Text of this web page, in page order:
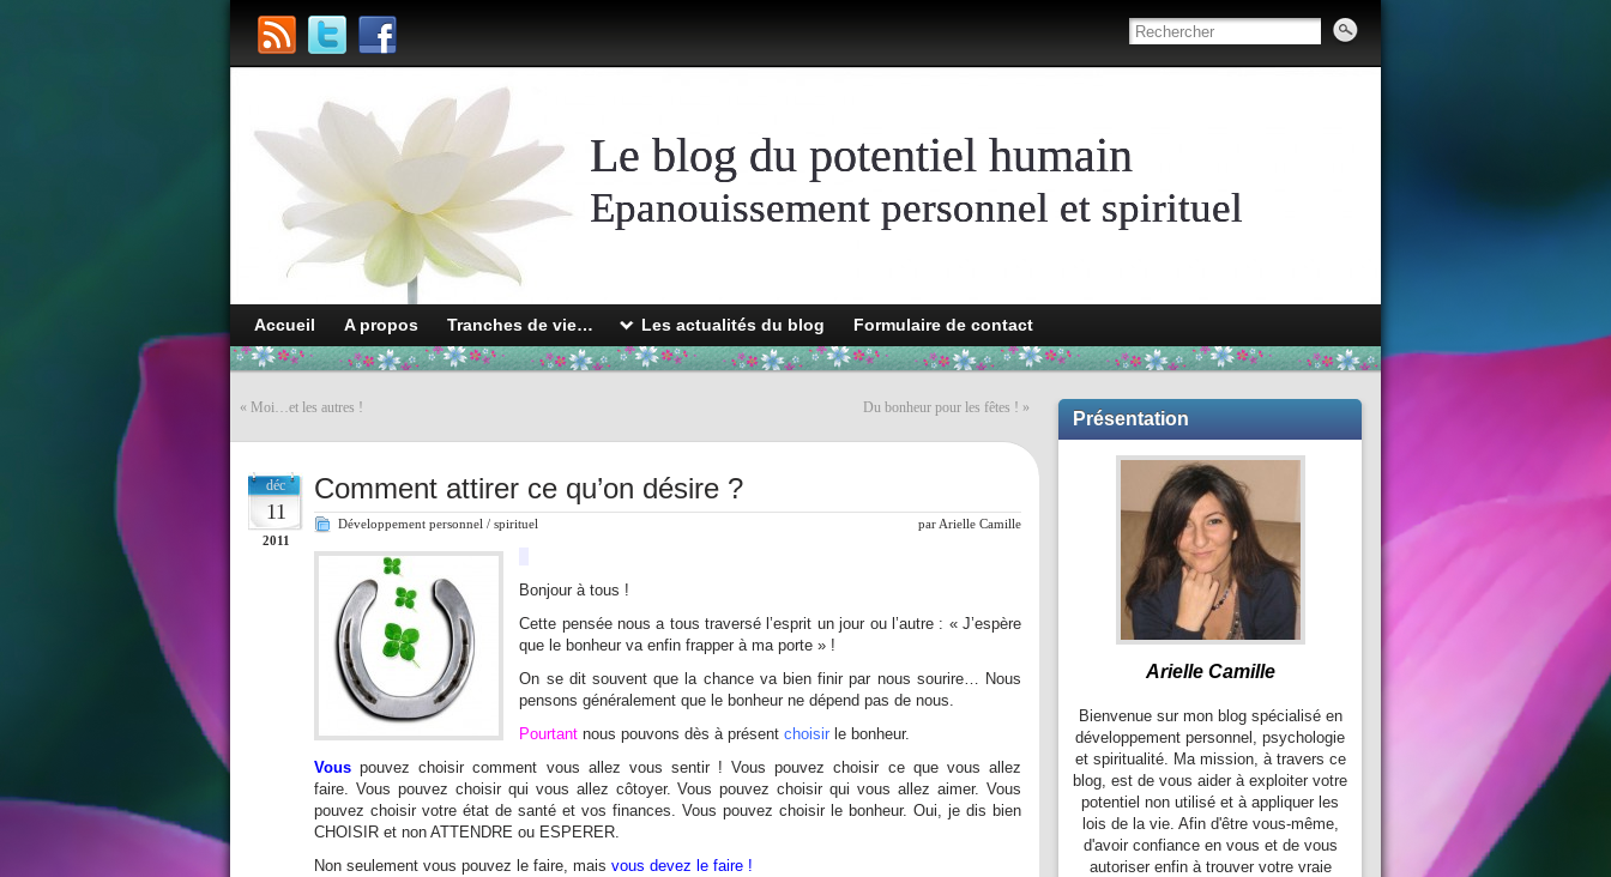
Le blog du potentiel humain
Epanouissement personnel et spirituel
Accueil A propos Tranches de vie… Les actualités du blog Formulaire de contact
« Moi…et les autres ! Du bonheur pour les fêtes ! »
déc
11
2011
Comment attirer ce qu’on désire ?
Développement personnel / spirituel par Arielle Camille
Bonjour à tous !
Cette pensée nous a tous traversé l’esprit un jour ou l’autre : « J’espère
que le bonheur va enfin frapper à ma porte » !
On se dit souvent que la chance va bien finir par nous sourire… Nous
pensons généralement que le bonheur ne dépend pas de nous.
Pourtantnous pouvons dès à présentchoisir le bonheur.
Vous pouvez choisir comment vous allez vous sentir ! Vous pouvez choisir ce que vous allez
faire. Vous pouvez choisir qui vous allez côtoyer. Vous pouvez choisir qui vous allez aimer. Vous
pouvez choisir votre état de santé et vos finances. Vous pouvez choisir le bonheur. Oui, je dis bien
CHOISIR et non ATTENDRE ou ESPERER.
Non seulement vous pouvez le faire, mais vous devez le faire !
Présentation
Arielle Camille
Bienvenue sur mon blog spécialisé en
développement personnel, psychologie
et spiritualité. Ma mission, à travers ce
blog, est de vous aider à exploiter votre
potentiel non utilisé et à appliquer les
lois de la vie. Afin d'être vous-même,
d'avoir confiance en vous et de vous
autoriser enfin à trouver votre vraie